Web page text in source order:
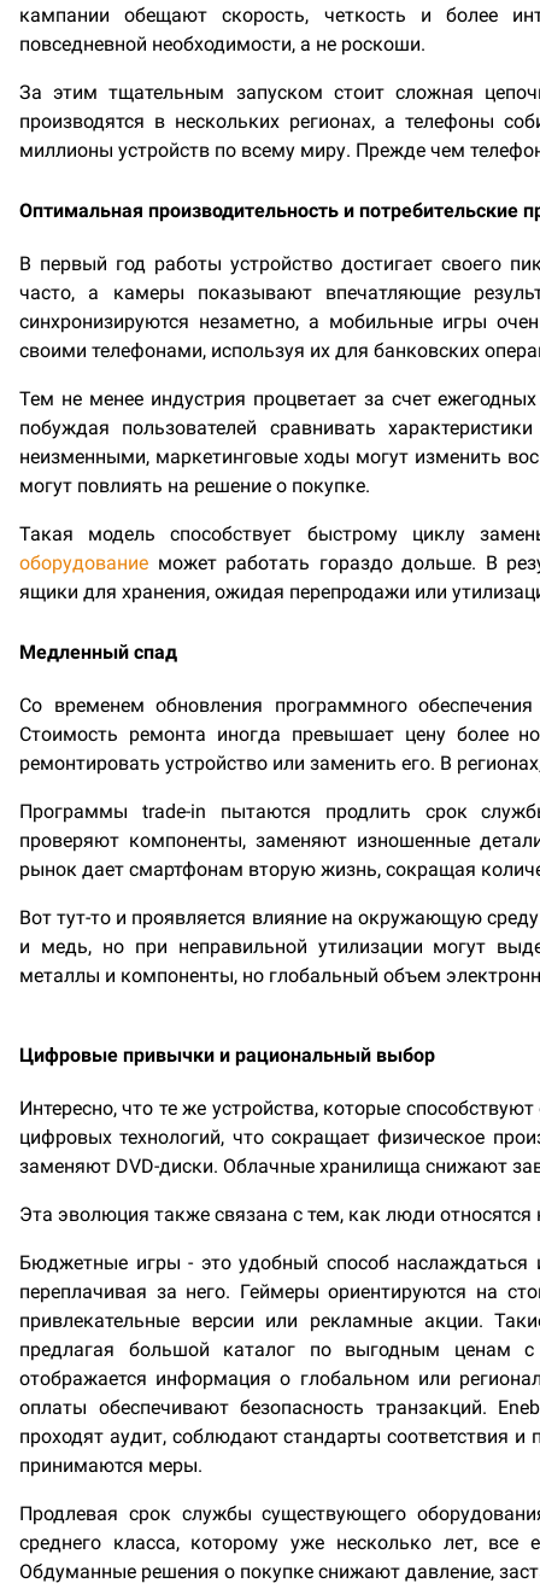
кампании обещают скорость, четкость и более
повседневной необходимости, а не роскоши.
За этим тщательным запуском стоит сложная
производятся в нескольких регионах, а телефоны
миллионы устройств по всему миру. Прежде чем
Оптимальная производительность и потребительские
В первый год работы устройство достигает своего
часто, а камеры показывают впечатляющие
синхронизируются незаметно, а мобильные игры
своими телефонами, используя их для банковских
Тем не менее индустрия процветает за счет
побуждая пользователей сравнивать
неизменными, маркетинговые ходы могут изменить
могут повлиять на решение о покупке.
Такая модель способствует быстрому циклу
оборудование может работать гораздо дольше. В
ящики для хранения, ожидая перепродажи или
Медленный спад
Со временем обновления программного
Стоимость ремонта иногда превышает цену более
ремонтировать устройство или заменить его. В
Программы trade-in пытаются продлить срок
проверяют компоненты, заменяют изношенные
рынок дает смартфонам вторую жизнь, сокращая
Вот тут-то и проявляется влияние на окружающую
и медь, но при неправильной утилизации могут
металлы и компоненты, но глобальный объем
Цифровые привычки и рациональный выбор
Интересно, что те же устройства, которые
цифровых технологий, что сокращает физическое
заменяют DVD-диски. Облачные хранилища снижают
Эта эволюция также связана с тем, как люди
Бюджетные игры - это удобный способ наслаждаться
переплачивая за него. Геймеры ориентируются на
привлекательные версии или рекламные акции.
предлагая большой каталог по выгодным ценам
отображается информация о глобальном или
оплаты обеспечивают безопасность транзакций.
проходят аудит, соблюдают стандарты соответствия
принимаются меры.
Продлевая срок службы существующего
среднего класса, которому уже несколько лет,
Обдуманные решения о покупке снижают давление,